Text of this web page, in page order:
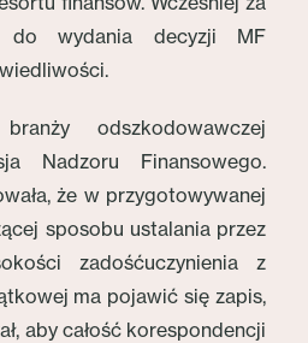
do wydania decyzji MF
odszkodowawczej
Nadzoru Finansowego.
że w przygotowywanej
sposobu ustalania przez
zadośćuczynienia z
ma pojawić się zapis,
aby całość korespondencji